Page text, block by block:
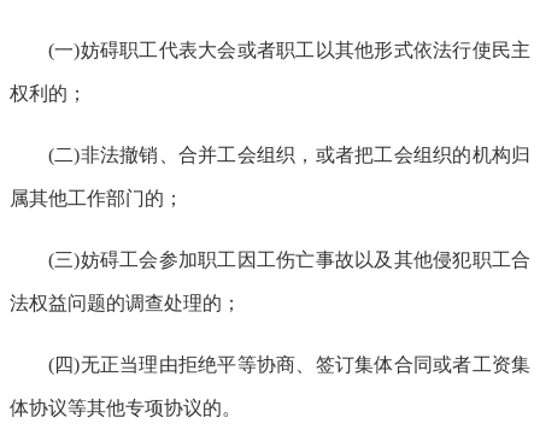
(一)妨碍职工代表大会或者职工以其他形式依法行使民主
权利的；
(二)非法撤销、合并工会组织，或者把工会组织的机构归
属其他工作部门的；
(三)妨碍工会参加职工因工伤亡事故以及其他侵犯职工合
法权益问题的调查处理的；
(四)无正当理由拒绝平等协商、签订集体合同或者工资集
体协议等其他专项协议的。